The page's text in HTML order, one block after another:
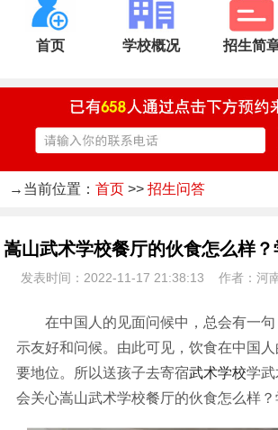
首页 学校概况 招生简
→当前位置： 首页 >> 招生问答
嵩山武术学校餐厅的伙食怎么样？
发表时间：2022-11-17 21:38:13 作者：河
在中国人的见面问候中，总会有一句
示友好和问候。由此可见，饮食在中国
要地位。所以送孩子去寄宿武术学校学
会关心嵩山武术学校餐厅的伙食怎么样？